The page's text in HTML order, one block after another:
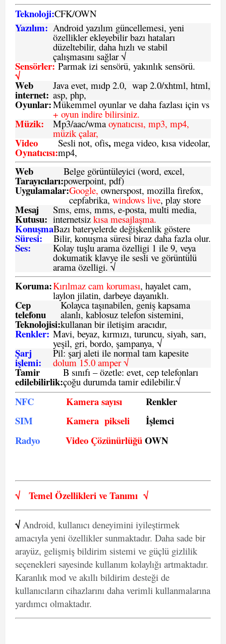
Teknoloji:CFK/OWN
Yazılım: Android yazılım güncellemesi, yeni
özellikler ekleyebilir bazı hataları
düzeltebilir, daha hızlı ve stabil
çalışmasını sağlar √
Sensörler:
√
Parmak izi sensörü, yakınlık sensörü.
Web
internet:
Java evet, mıdp 2.0, wap 2.0/xhtml, html,
asp, php,
Oyunlar:Mükemmel oyunlar ve daha fazlası için vs
+ oyun indire bilirsiniz.
Müzik: Mp3/aac/wmaoynatıcısı, mp3, mp4,
müzik çalar,
Video
Oynatıcısı:
Sesli not, ofis, mega video, kısa videolar,
mp4,
Web
Tarayıcıları:
Belge görüntüleyici (word, excel,
powerpoint, pdf)
Uygulamalar:Google, ownerspost, mozilla firefox,
cepfabrika, windows live, play store
Mesaj
Kutusu:
Sms, ems, mms, e-posta, multi media,
internetsiz kısa mesajlaşma.
Konuşma
Süresi:
Bazı bateryelerde değişkenlik göstere
Bilir, konuşma süresi biraz daha fazla olur.
Ses: Kolay tuşlu arama özelligi 1 ile 9, veya
dokumatik klavye ile sesli ve görüntülü
arama özelligi. √
Koruma:Kırılmaz cam koruması, hayalet cam,
laylon jilatin, darbeye dayanıklı.
Cep
telefonu
Teknolojisi:
Kolayca taşınabilen, geniş kapsama
alanlı, kablosuz telefon sistemini,
kullanan bir iletişim aracıdır,
Renkler: Mavi, beyaz, kırmızı, turuncu, siyah, sarı,
yeşil, gri, bordo, şampanya, √
Şarj
işlemi:
Pil: şarj aleti ile normal tam kapesite
dolum 15.0 amper √
Tamir
edilebilirlik:
B sınıfı – özetle: evet, cep telefonları
çoğu durumda tamir edilebilir.√
NFC Kamera sayısı
Renkler
SIM
Kamera pikseli
İşlemci
Radyo
Video ÇözünürlüğüOWN
√ Temel Özellikleri veTanımı √
√ Android, kullanıcı deneyimini iyileştirmek
amacıyla yeni özellikler sunmaktadır. Daha sade bir
arayüz, gelişmiş bildirim sistemi ve güçlü gizlilik
seçenekleri sayesinde kullanım kolaylığı artmaktadır.
Karanlık mod ve akıllı bildirim desteği de
kullanıcıların cihazlarını daha verimli kullanmalarına
yardımcı olmaktadır.